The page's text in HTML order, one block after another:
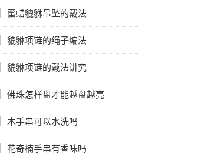
蜜蜡貔貅吊坠的戴法
貔貅项链的绳子编法
貔貅项链的戴法讲究
佛珠怎样盘才能越盘越亮
木手串可以水洗吗
花奇楠手串有香味吗